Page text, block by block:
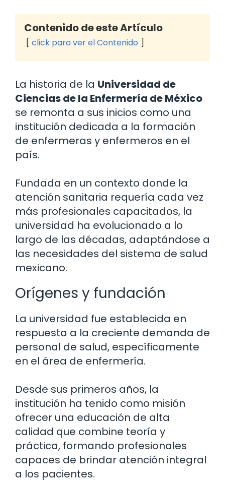
Contenido de este Artículo
click para ver el Contenido
La historia de la Universidad de
Ciencias de la Enfermería de México
se remonta a sus inicios como una
institución dedicada a la formación
de enfermeras y enfermeros en el
país.
Fundada en un contexto donde la
atención sanitaria requería cada vez
más profesionales capacitados, la
universidad ha evolucionado a lo
largo de las décadas, adaptándose a
las necesidades del sistema de salud
mexicano.
Orígenes y fundación
La universidad fue establecida en
respuesta a la creciente demanda de
personal de salud, específicamente
en el área de enfermería.
Desde sus primeros años, la
institución ha tenido como misión
ofrecer una educación de alta
calidad que combine teoría y
práctica, formando profesionales
capaces de brindar atención integral
a los pacientes.